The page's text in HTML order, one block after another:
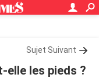
Sujet Suivant
elle les pieds ?